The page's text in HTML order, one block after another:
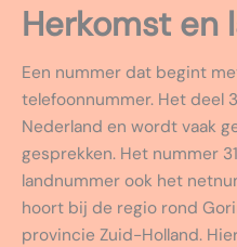
Herkomst en
Een nummer dat begint
telefoonnummer. Het deel
Nederland en wordt vaak
gesprekken. Het nummer
landnummer ook het
hoort bij de regio rond
provincie Zuid-Holland.